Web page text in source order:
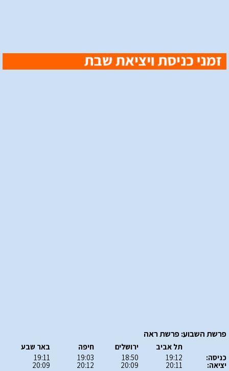
פרשת השבוע: פרשת ראה
כניסה:
יציאה:
תל אביב
19:12
20:11
ירושלים
18:50
20:09
חיפה
19:03
20:12
באר שבע
19:11
20:09